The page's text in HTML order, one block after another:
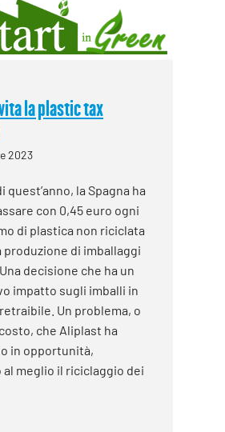
la plastic tax
2023
quest’anno, la Spagna ha
con 0,45 euro ogni
di plastica non riciclata
produzione di imballaggi
decisione che ha un
impatto sugli imballi in
Un problema, o
che Aliplast ha
in opportunità,
meglio il riciclaggio dei